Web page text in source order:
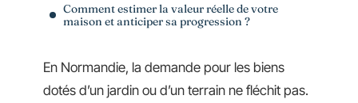
Comment estimer la valeur réelle de votre
maison et anticiper sa progression ?
En Normandie, la demande pour les biens
dotés d’un jardin ou d’un terrain ne fléchit pas.